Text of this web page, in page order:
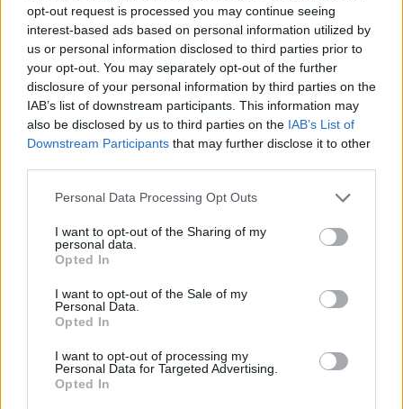
opt-out request is processed you may continue seeing
interest-based ads based on personal information utilized by
us or personal information disclosed to third parties prior to
your opt-out. You may separately opt-out of the further
disclosure of your personal information by third parties on the
IAB’s list of downstream participants. This information may
also be disclosed by us to third parties on the IAB’s List of
Downstream Participants that may further disclose it to other
Personal Data Processing Opt Outs
I want to opt-out of the Sharing of my
personal data.
Opted In
I want to opt-out of the Sale of my
Personal Data.
Opted In
I want to opt-out of processing my
Personal Data for Targeted Advertising.
Opted In
Alpha Bank: Για πρώτη φορά το Αρχαίο Θέατρο Επιδαύρου άνοιξε τις
πύλες του σε όλους
ΠΕΡΙΣΣΌΤΕΡΑ ΣΕ ΑΥΤΉ ΤΗΝ ΚΑΤΗΓΟΡΊΑ
Alpha Bank: Τα δανειστικά
επιτόκια σε συνάλλαγμα
08/01/2016 - 02:00
ΕΚΤ: Έχει περιθώριο για
08/01/2016 - 02:00